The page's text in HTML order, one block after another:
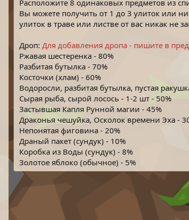
Расположите 8 одинаковых предметов из
Вы можете получить от 1 до 3 улиток или
улиток в траве или листве от вас никак не
Дроп: Для добавления дропа - пишите в
Ржавая шестеренка - 80%
Разбитая бутылка - 70%
Косточки (хлам) - 60%
Водоросли, разбитая бутылка, пустая
Сырая рыба, сырой лосось - 1-2 шт - 50%
Застывшая Капля Рунной магии - 45%
Драконья чешуйка, Осколок времени Эха -
Непонятая фиговина - 20%
Драный пакет (сундук) - 10%
Коробка из Воды (сундук) - 8%
Золотое яблоко (обычное) - 5%